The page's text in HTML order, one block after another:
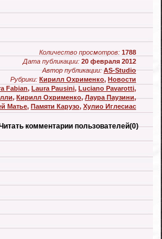
Количество просмотров: 1788
Дата публикации: 20 февраля 2012
Автор публикации: AS-Studio
Рубрики: Кирилл Охрименко, Новости
Fabian, Laura Pausini, Luciano Pavarotti,
,Кирилл Охрименко,Лаура Паузини,
Матье, Памяти Карузо, Хулио Иглесиас
комментарии пользователей(0)